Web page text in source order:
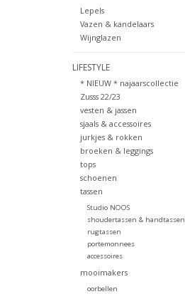
Lepels
Vazen & kandelaars
Wijnglazen
LIFESTYLE
* NIEUW * najaarscollectie
Zusss 22/23
vesten & jassen
sjaals & accessoires
jurkjes & rokken
broeken & leggings
tops
schoenen
tassen
Studio NOOS
shoudertassen & handtassen
rugtassen
portemonnees
accessoires
mooimakers
oorbellen